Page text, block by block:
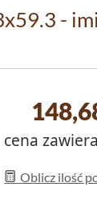
-
cena
Oblicz ilość